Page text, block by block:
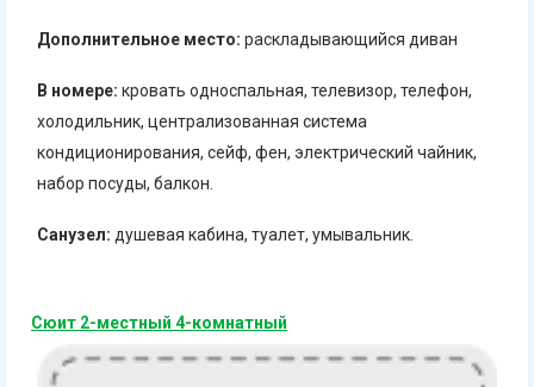
Дополнительное место: раскладывающийся диван
В номере: кровать односпальная, телевизор, телефон,
холодильник, централизованная система
кондиционирования, сейф, фен, электрический чайник,
набор посуды, балкон.
Санузел: душевая кабина, туалет, умывальник.
Сюит 2-местный 4-комнатный